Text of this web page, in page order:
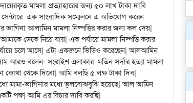
মামলা প্রত্যাহারের জন্য ৫০ লাখ টাকা দাবি
সেন্টারে এক সাংবাদিক সম্মেলনে এ অভিযোগ করেন
আলামিন মামলা নিষ্পত্তির করার জন্য কল দেয়|
ডেকে নিয়ে যায়| এক পর্যায়ে মামলা নিষ্পত্তি করার
চলে আসে| এটা একজনে ভিডিও করেছেন| আলআমিন
আরও বলেন- সংরাইশ এলাকার মতিন সর্দার হত্যা মামলা
থেকে দিবো| আমি বলছি ৫ লক্ষ টাকা দিব|
মামা-ভাগিনার মধ্যে ভুলবোঝবুঝি হয়েছে| আল আমিন
পক্ষ| আমি এর বিচার দাবি করছি|